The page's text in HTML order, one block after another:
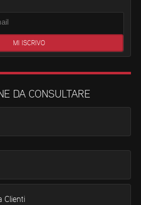
DA CONSULTARE
Clienti